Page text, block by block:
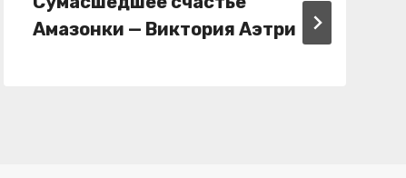
Амазонки — Виктория Аэтри